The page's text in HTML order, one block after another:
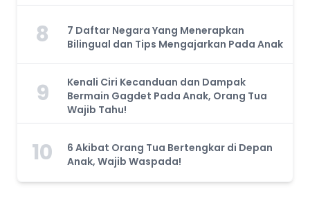
8
7 Daftar Negara Yang Menerapkan
Bilingual dan Tips Mengajarkan Pada Anak
9
Kenali Ciri Kecanduan dan Dampak
Bermain Gagdet Pada Anak, Orang Tua
Wajib Tahu!
10
6 Akibat Orang Tua Bertengkar di Depan
Anak, Wajib Waspada!